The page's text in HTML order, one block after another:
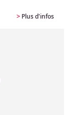
> Plus d'infos